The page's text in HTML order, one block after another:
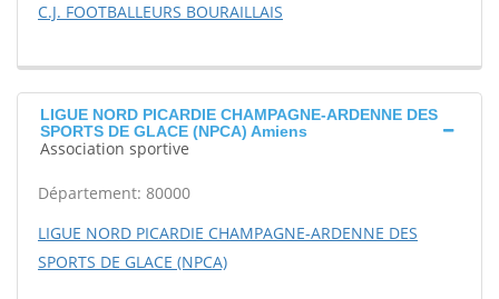
C.J. FOOTBALLEURS BOURAILLAIS
LIGUE NORD PICARDIE CHAMPAGNE-ARDENNE DES
SPORTS DE GLACE (NPCA) Amiens
Association sportive
Département: 80000
LIGUE NORD PICARDIE CHAMPAGNE-ARDENNE DES
SPORTS DE GLACE (NPCA)